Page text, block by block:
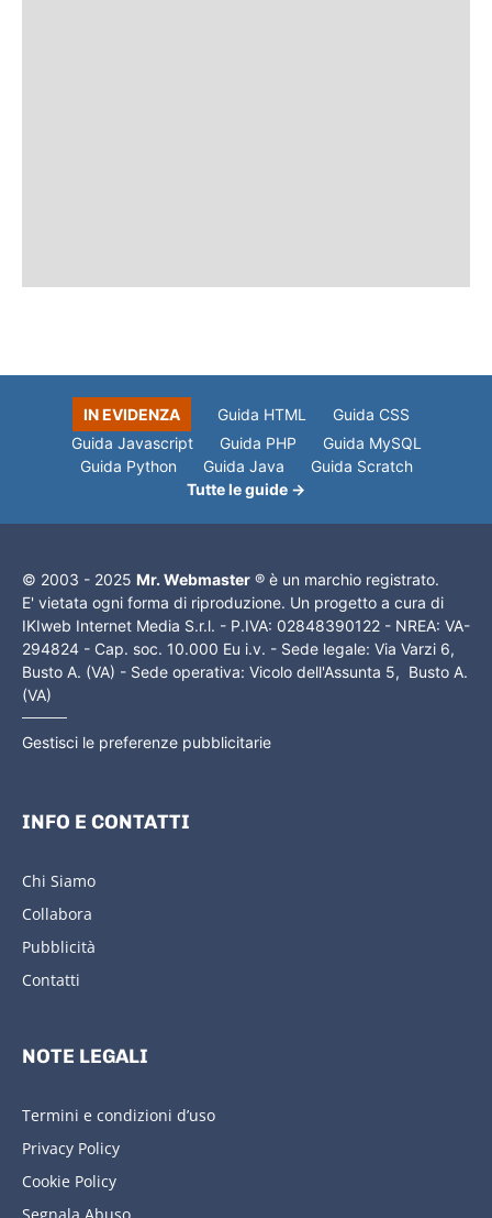
IN EVIDENZA Guida HTML
Guida CSS
Guida Javascript
Guida PHP
Guida MySQL
Guida Python
Guida Java
Guida Scratch
Tutte le guide →
© 2003 - 2025 Mr. Webmaster ® è un marchio registrato.
E' vietata ogni forma di riproduzione. Un progetto a cura di
IKIweb Internet Media S.r.l. - P.IVA: 02848390122 - NREA: VA-
294824 - Cap. soc. 10.000 Eu i.v. - Sede legale: Via Varzi 6,
Busto A. (VA) - Sede operativa: Vicolo dell'Assunta 5, Busto A.
(VA)
Gestisci le preferenze pubblicitarie
INFO E CONTATTI
Chi Siamo
Collabora
Pubblicità
Contatti
NOTE LEGALI
Termini e condizioni d’uso
Privacy Policy
Cookie Policy